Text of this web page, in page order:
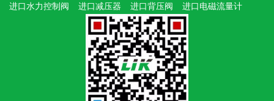
进口水力控制阀
进口减压器 进口背压阀 进口电磁流量计